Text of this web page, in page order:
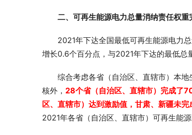
二、可再生能源电力总量消纳责任权重
2021年下达全国最低可再生能源电力
增长0.6个百分点，与2021年下达的最低总
综合考虑各省（自治区、直辖市）本
核外， 28个省（自治区、直辖市）完成了
区、直辖市）达到激励值，甘肃、新疆未
2021年各省（自治区、直辖市）可再生能